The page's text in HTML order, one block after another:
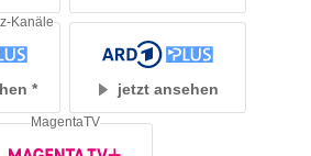
Kanäle
jetzt ansehen
MagentaTV